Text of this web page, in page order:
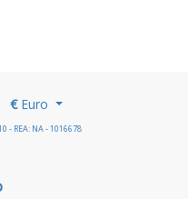
€Euro
- REA: NA - 1016678